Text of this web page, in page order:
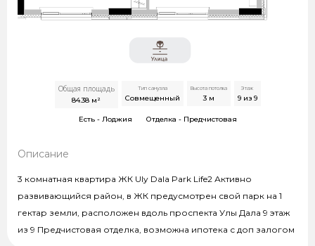
Общая площадь
84.38 м²
Тип санузла
Совмещенный
Высота потолка
3м
Этаж
9 из 9
Есть - Лоджия Отделка - Предчистовая
Описание
3 комнатная квартира ЖК Uly Dala Park Life2 Активно
развивающийся район, в ЖК предусмотрен свой парк на 1
гектар земли, расположен вдоль проспекта Улы Дала 9 этаж
из 9 Предчистовая отделка, возможна ипотека с доп залогом